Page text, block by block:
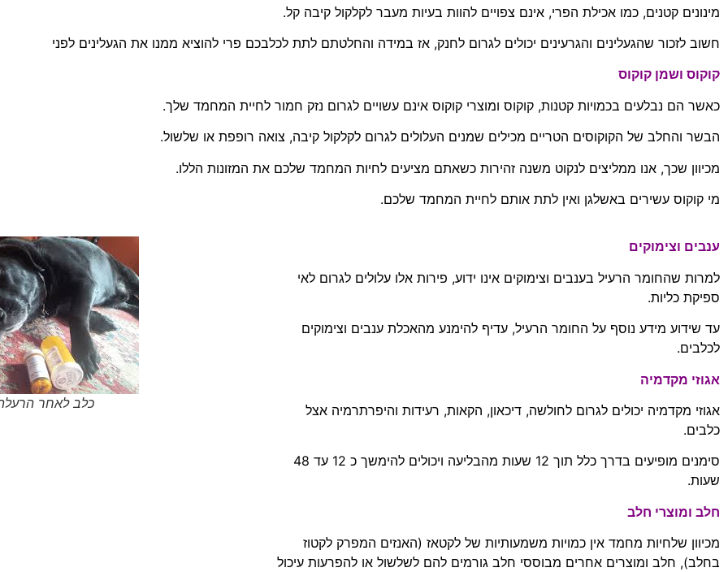
מינונים קטנים, כמו אכילת הפרי, אינם צפויים להוות בעיות מעבר לקלקול קיבה קל.
חשוב לזכור שהגעלינים והגרעינים יכולים לגרום לחנק, אז במידה והחלטתם לתת לכלבכם פרי להוציא ממנו את הגעלינים לפני
קוקוס ושמן קוקוס
כאשר הם נבלעים בכמויות קטנות, קוקוס ומוצרי קוקוס אינם עשויים לגרום נזק חמור לחיית המחמד שלך.
הבשר והחלב של הקוקוסים הטריים מכילים שמנים העלולים לגרום לקלקול קיבה, צואה רופפת או שלשול.
מכיוון שכך, אנו ממליצים לנקוט משנה זהירות כשאתם מציעים לחיות המחמד שלכם את המזונות הללו.
מי קוקוס עשירים באשלגן ואין לתת אותם לחיית המחמד שלכם.
ענבים וצימוקים
למרות שהחומר הרעיל בענבים וצימוקים אינו ידוע, פירות אלו עלולים לגרום לאי
ספיקת כליות.
עד שידוע מידע נוסף על החומר הרעיל, עדיף להימנע מהאכלת ענבים וצימוקים
לכלבים.
אגוזי מקדמיה
אגוזי מקדמיה יכולים לגרום לחולשה, דיכאון, הקאות, רעידות והיפרתרמיה אצל
כלבים.
סימנים מופיעים בדרך כלל תוך
שעות מהבליעה ויכולים להימשך כ עד
שעות.
חלב ומוצרי חלב
מכיוון שלחיות מחמד אין כמויות משמעותיות של לקטאז (האנזים המפרק לקטוז
בחלב), חלב ומוצרים אחרים מבוססי חלב גורמים להם לשלשול או להפרעות עיכול
כלב לאחר הרעלת